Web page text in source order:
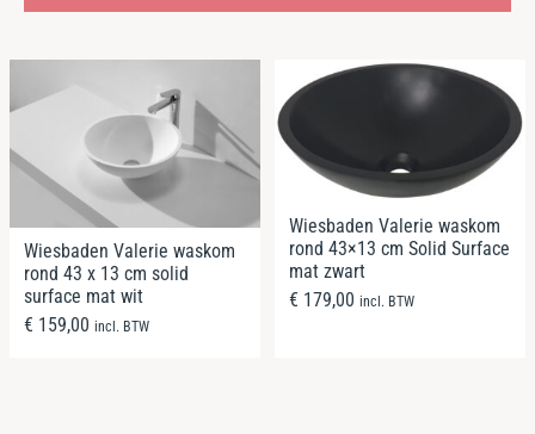
Wiesbaden Valerie waskom
rond 43 x 13 cm solid
surface mat wit
€ 159,00 incl. BTW
Wiesbaden Valerie waskom
rond 43×13 cm Solid Surface
mat zwart
€ 179,00 incl. BTW